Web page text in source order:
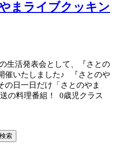
まライブクッキン
生活発表会として、『さとの
催いたしました♪ 『さとのや
の日一日だけ「さとのやま
の料理番組！ 0歳児クラス